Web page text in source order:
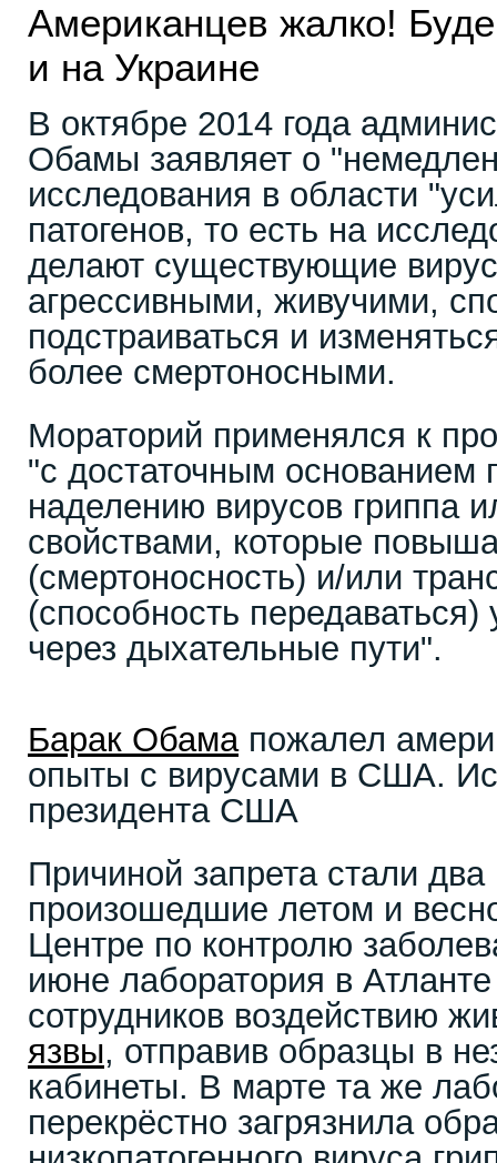
Американцев жалко!
и на Украине
В октябре 2014 года
Обамы заявляет о
исследования в области
патогенов, то есть на
делают существующие
агрессивными, живучими,
подстраиваться и
более смертоносными.
Мораторий применялся к
"с достаточным основанием
наделению вирусов гриппа
свойствами, которые
(смертоносность) и/или
(способность
через дыхательные пути".
Барак Обамапожалел
опыты с вирусами в США.
президента США
Причиной запрета стали
произошедшие летом и
Центре по контролю
июне лаборатория в
сотрудников воздействию
язвы, отправив образцы в
кабинеты. В марте та же
перекрёстно загрязнила